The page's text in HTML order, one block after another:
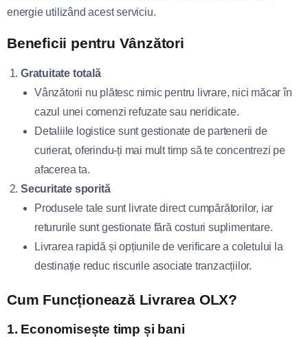
energie utilizând acest serviciu.
Beneficii pentru Vânzători
Gratuitate totală
Vânzătorii nu plătesc nimic pentru livrare, nici măcar în
cazul unei comenzi refuzate sau neridicate.
Detaliile logistice sunt gestionate de partenerii de
curierat, oferindu-ți mai mult timp să te concentrezi pe
afacerea ta.
Securitate sporită
Produsele tale sunt livrate direct cumpărătorilor, iar
retururile sunt gestionate fără costuri suplimentare.
Livrarea rapidă și opțiunile de verificare a coletului la
destinație reduc riscurile asociate tranzacțiilor.
Cum Funcționează Livrarea OLX?
1. Economisește timp și bani